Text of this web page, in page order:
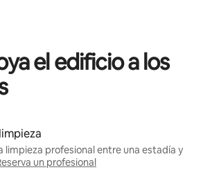
el edificio a los
limpieza profesional entre una estadía y
un profesional